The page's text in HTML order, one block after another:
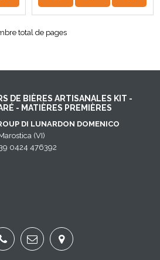
total de pages
DE BIÈRES ARTISANALES KIT -
- MATIÈRES PREMIÈRES
DI LUNARDON DOMENICO
(VI)
0424 476392